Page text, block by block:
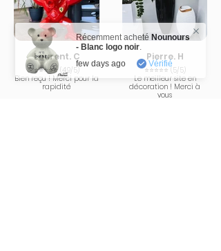
Laurent. C
⭐⭐⭐⭐⭐ (4,9/5)
Bien reçu ! Merci pour la
rapidité
Pierre. H
⭐⭐⭐⭐⭐ (5/5)
Le meilleur site en
décoration ! Merci à
vous
Récemment acheté Nounours
- Blanc logo noir.
few days ago
Vérifié